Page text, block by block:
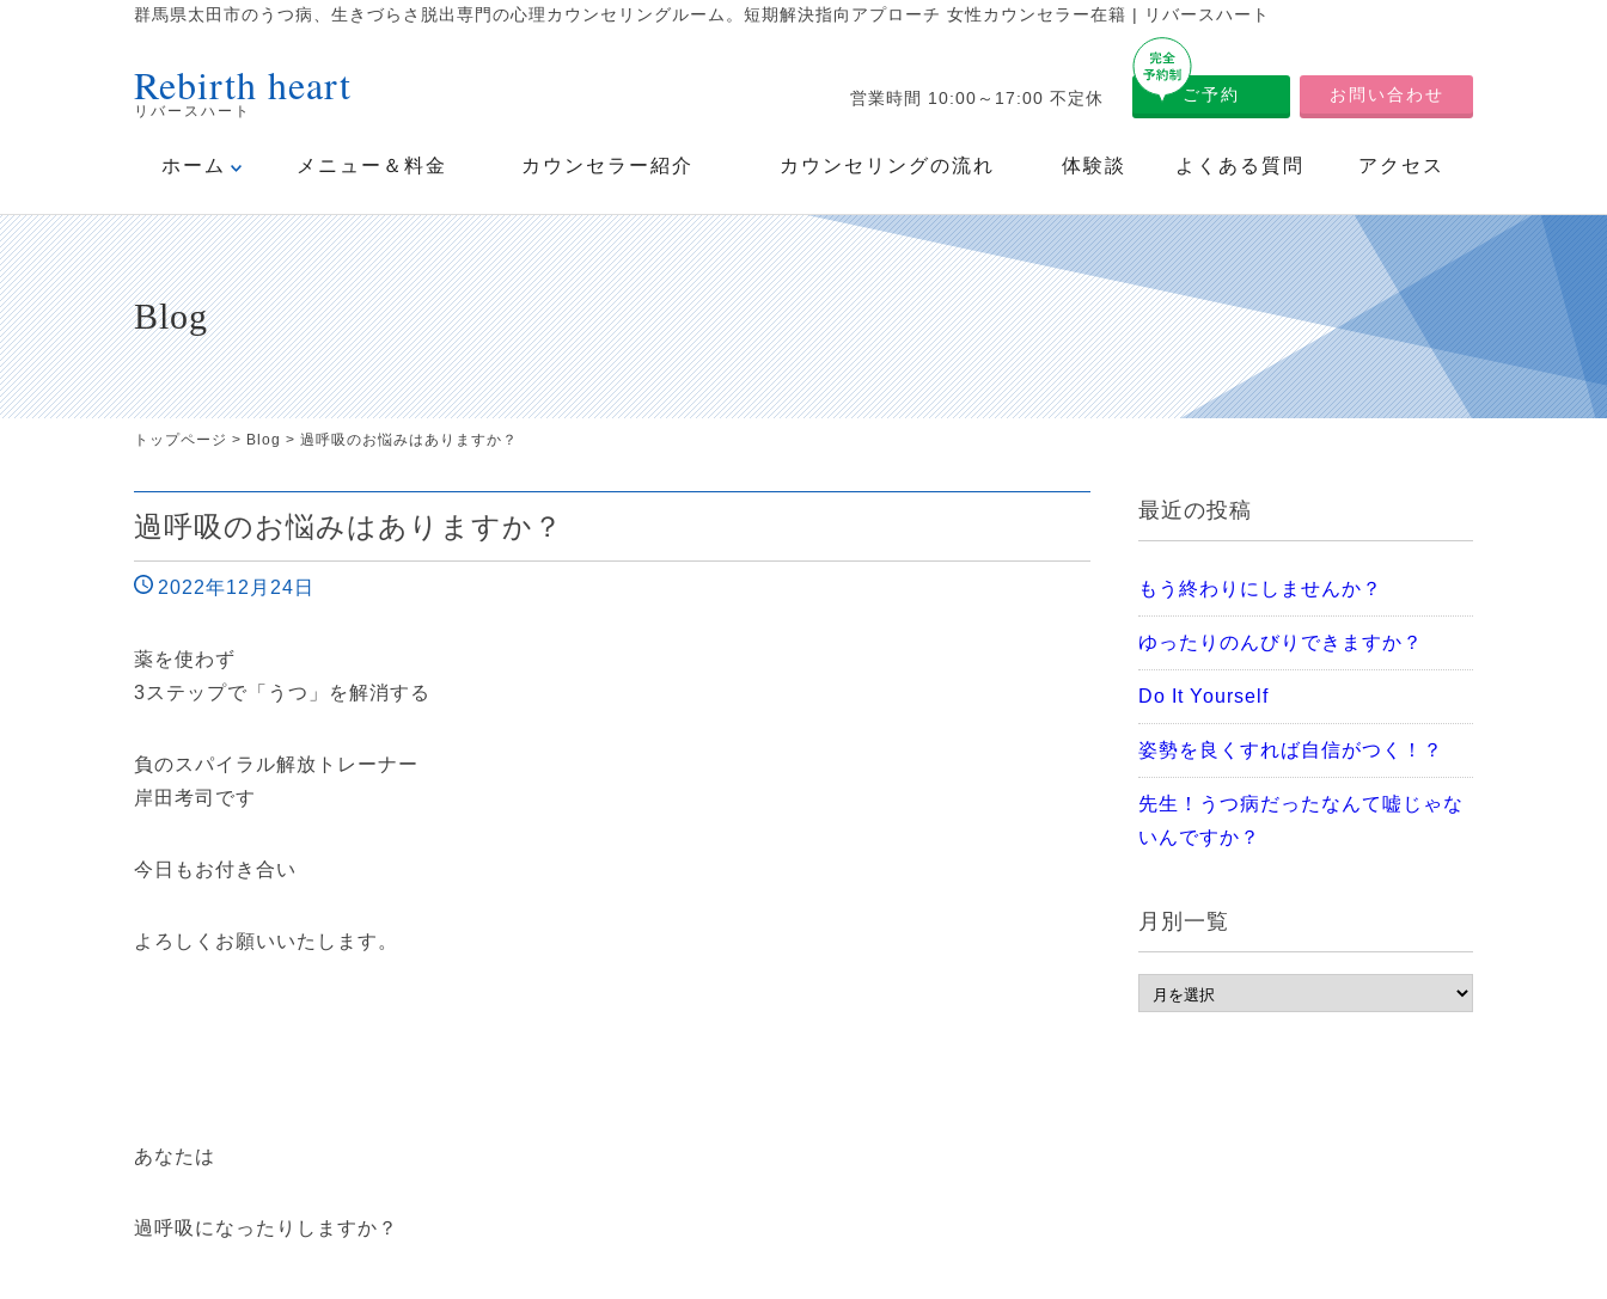
群馬県太田市のうつ病、生きづらさ脱出専門の心理カウンセリングルーム。短期解決指向アプローチ 女性カウンセラー在籍 | リバースハート
Rebirth heart
リバースハート
ご予約 お問い合わせ
営業時間 10:00～17:00 不定休
ホーム メニュー＆料金 カウンセラー紹介 カウンセリングの流れ 体験談 よくある質問 アクセス
Blog
トップページ > Blog > 過呼吸のお悩みはありますか？
過呼吸のお悩みはありますか？
2022年12月24日
薬を使わず
3ステップで「うつ」を解消する
負のスパイラル解放トレーナー
岸田考司です
今日もお付き合い
よろしくお願いいたします。
あなたは
過呼吸になったりしますか？
最近の投稿
もう終わりにしませんか？
ゆったりのんびりできますか？
Do It Yourself
姿勢を良くすれば自信がつく！？
先生！うつ病だったなんて嘘じゃな
いんですか？
月別一覧